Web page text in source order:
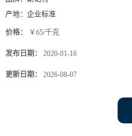
产地： 企业标准
价格： ￥65/千克
发布日期： 2020-01-16
更新日期： 2026-08-07